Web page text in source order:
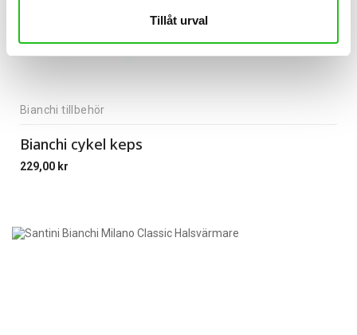
Tillåt urval
Bianchi tillbehör
Bianchi cykel keps
229,00 kr